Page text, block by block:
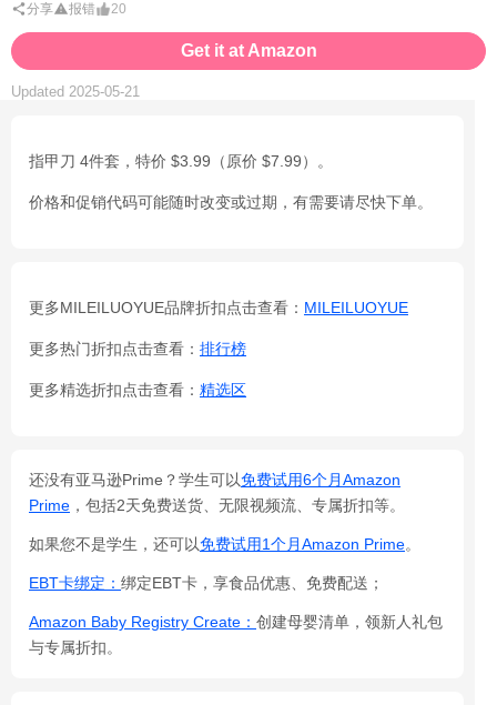
分享 报错 20
Get it at Amazon
Updated 2025-05-21
指甲刀 4件套，特价 $3.99（原价 $7.99）。
价格和促销代码可能随时改变或过期，有需要请尽快下单。
更多MILEILUOYUE品牌折扣点击查看： MILEILUOYUE
更多热门折扣点击查看： 排行榜
更多精选折扣点击查看： 精选区
还没有亚马逊Prime？学生可以免费试用6个月Amazon
Prime ，包括2天免费送货、无限视频流、专属折扣等。
如果您不是学生，还可以免费试用1个月Amazon Prime。
EBT卡绑定： 绑定EBT卡，享食品优惠、免费配送；
Amazon Baby Registry Create： 创建母婴清单，领新人礼包
与专属折扣。